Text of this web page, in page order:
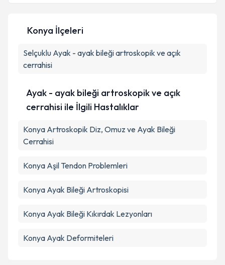
Metni'ni okudum ve kişisel verilerimin belirtilen
kapsamda işlenmesini kabul ediyorum.
Takvim Talebini Gönder
Konya İlçeleri
Selçuklu Ayak - ayak bileği artroskopik ve açık
cerrahisi
Ayak - ayak bileği artroskopik ve açık
cerrahisi ile İlgili Hastalıklar
Konya Artroskopik Diz, Omuz ve Ayak Bileği
Cerrahisi
Konya Aşil Tendon Problemleri
Konya Ayak Bileği Artroskopisi
Konya Ayak Bileği Kıkırdak Lezyonları
Konya Ayak Deformiteleri